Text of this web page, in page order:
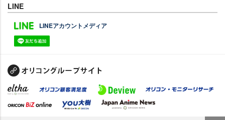
LINE
LINEアカウントメディア